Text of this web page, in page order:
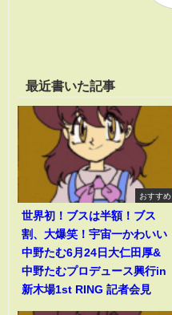
最近書いた記事
おすすめ
世界初！ブスは半額！ブス
割、大爆笑！宇宙一かわいい
中野たむ6月24日大仁田厚&
中野たむプロデュース興行in
新木場1st RING 記者会見